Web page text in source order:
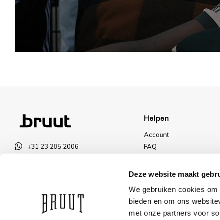
Deze website maakt
We gebruiken cookies
bieden en om ons
met onze partners voor
+31 23 205 2006
OPENINGSTIJDEN
Helpen
Account
FAQ
Betalen
Kortingen